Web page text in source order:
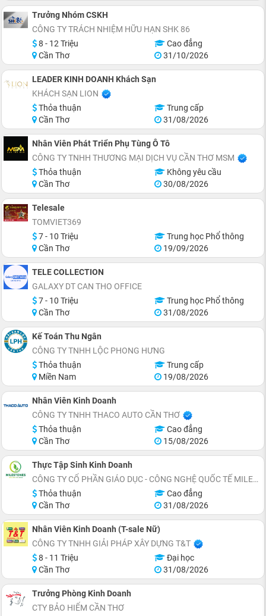
Trưởng Nhóm CSKH
CÔNG TY TRÁCH NHIỆM HỮU HẠN SHK 86
8 - 12 Triệu
Cao đẳng
Cần Thơ
31/10/2026
LEADER KINH DOANH Khách Sạn
KHÁCH SẠN LION
Thỏa thuận
Trung cấp
Cần Thơ
31/08/2026
Nhân Viên Phát Triển Phụ Tùng Ô Tô
CÔNG TY TNHH THƯƠNG MẠI DỊCH VỤ CẦN THƠ MSM
Thỏa thuận
Không yêu cầu
Cần Thơ
30/08/2026
Telesale
TOMVIET369
7 - 10 Triệu
Trung học Phổ thông
Cần Thơ
19/09/2026
TELE COLLECTION
GALAXY DT CAN THO OFFICE
7 - 10 Triệu
Trung học Phổ thông
Cần Thơ
31/08/2026
Kế Toán Thu Ngân
CÔNG TY TNHH LỘC PHONG HƯNG
Thỏa thuận
Trung cấp
Miền Nam
19/08/2026
Nhân Viên Kinh Doanh
CÔNG TY TNHH THACO AUTO CẦN THƠ
Thỏa thuận
Cao đẳng
Cần Thơ
15/08/2026
Thực Tập Sinh Kinh Doanh
CÔNG TY CỔ PHẦN GIÁO DỤC - CÔNG NGHỆ QUỐC TẾ MILESTONES
Thỏa thuận
Cao đẳng
Cần Thơ
31/08/2026
Nhân Viên Kinh Doanh (T-sale Nữ)
CÔNG TY TNHH GIẢI PHÁP XÂY DỰNG T&T
8 - 11 Triệu
Đại học
Cần Thơ
31/08/2026
Trưởng Phòng Kinh Doanh
CTY BẢO HIỂM CẦN THƠ